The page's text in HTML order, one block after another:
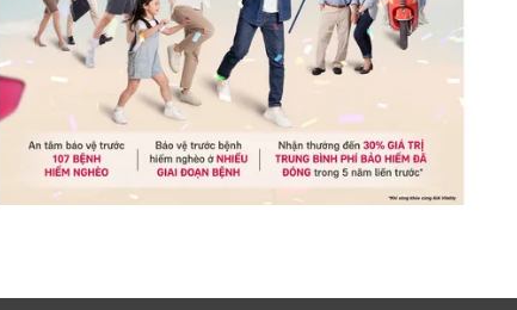
3 tổng lượng calo mà cơ thể cần tiêu thụ mỗi
món ăn này có thể dẫn đến tăng cân nhanh
Bánh tráng trộn không chỉ chứa nhiều calo, dễ
nhiều chất béo, tinh bột, thậm chí không